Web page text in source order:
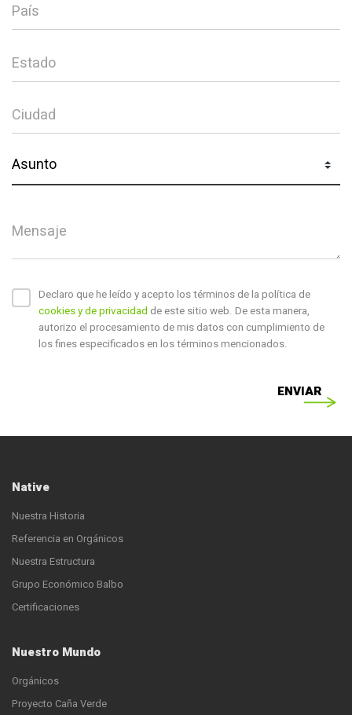
País
Estado
Ciudad
Mensaje
Declaro que he leído y acepto los términos de la política de
cookies y de privacidad de este sitio web. De esta manera,
autorizo el procesamiento de mis datos con cumplimiento de
los fines especificados en los términos mencionados.
ENVIAR
Native
Nuestra Historia
Referencia en Orgánicos
Nuestra Estructura
Grupo Económico Balbo
Certificaciones
Nuestro Mundo
Orgánicos
Proyecto Caña Verde